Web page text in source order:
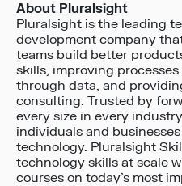
About Pluralsight
Pluralsight is the leading
development company
teams build better
skills, improving
through data, and
consulting. Trusted by
every size in every
individuals and
technology. Pluralsight
technology skills at scale
courses on today’s most